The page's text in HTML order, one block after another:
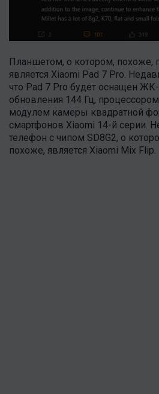
Планшетом, о котором, похоже,
является Xiaomi Pad 7 Pro.
что Pad 7 Pro будет оснащен
обновления 144 Гц,
модулем камеры квадратной
смартфонов Xiaomi 14-й серии.
телефон с чипом SD8G2, о
похоже, является Xiaomi Mix Flip.